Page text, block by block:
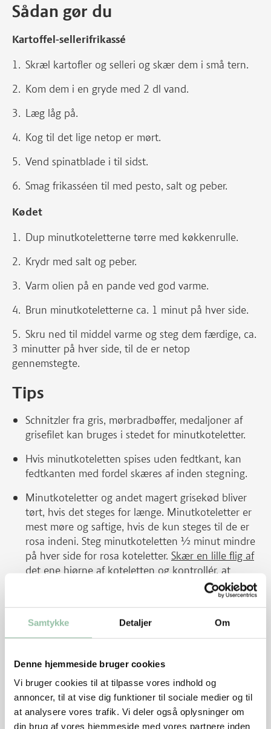
Samtykke Detaljer Om
Denne hjemmeside bruger cookies
Vi bruger cookies til at tilpasse vores indhold og
annoncer, til at vise dig funktioner til sociale medier og til
at analysere vores trafik. Vi deler også oplysninger om
din brug af vores hjemmeside med vores partnere inden
Sådan gør du
Kartoffel-sellerifrikassé
Skræl kartofler og selleri og skær dem i små tern.
Kom dem i en gryde med 2 dl vand.
Læg låg på.
Kog til det lige netop er mørt.
Vend spinatblade i til sidst.
Smag frikasséen til med pesto, salt og peber.
Kødet
Dup minutkoteletterne tørre med køkkenrulle.
Krydr med salt og peber.
Varm olien på en pande ved god varme.
Brun minutkoteletterne ca. 1 minut på hver side.
Skru ned til middel varme og steg dem færdige, ca.
3 minutter på hver side, til de er netop
gennemstegte.
Tips
Schnitzler fra gris, mørbradbøffer, medaljoner af
grisefilet kan bruges i stedet for minutkoteletter.
Hvis minutkoteletten spises uden fedtkant, kan
fedtkanten med fordel skæres af inden stegning.
Minutkoteletter og andet magert grisekød bliver
tørt, hvis det steges for længe. Minutkoteletter er
mest møre og saftige, hvis de kun steges til de er
rosa indeni. Steg minutkoteletten ½ minut mindre
på hver side for rosa koteletter. Skær en lille flig af
det ene hjørne af koteletten og kontrollér, at
. Hvis kødet stadig er råt, skal
Frossen spinat kan bruges i stedet for friske
spinatblade. Tø spinaten op og pres vandet før
Persillerod og pastinak kan bruges i stedet for
selleri.
Energifordeling